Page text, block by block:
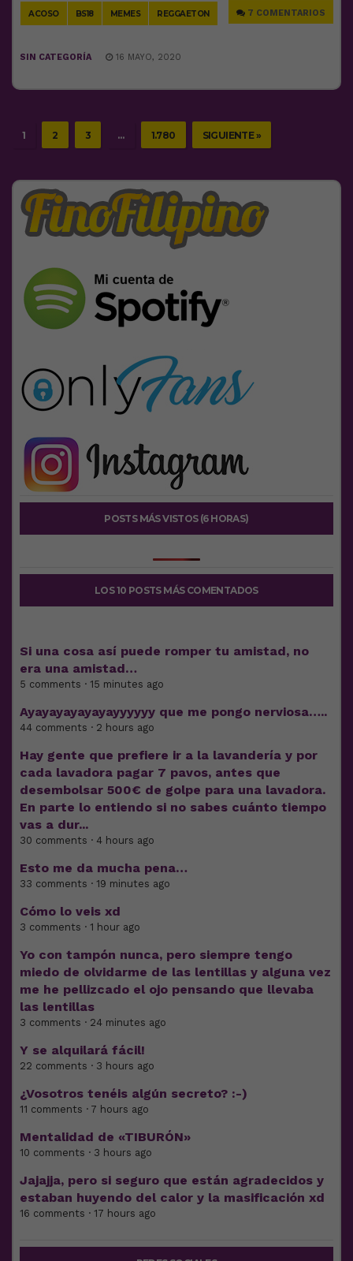
ACOSO BS18 MEMES REGGAETON 7 COMENTARIOS
SIN CATEGORÍA 16 MAYO, 2020
1 2 3 … 1.780 SIGUIENTE »
POSTS MÁS VISTOS (6 HORAS)
LOS 10 POSTS MÁS COMENTADOS
Si una cosa así puede romper tu amistad, no
era una amistad…
5 comments · 15 minutes ago
Ayayayayayayayyyyyy que me pongo nerviosa…..
44 comments · 2 hours ago
Hay gente que prefiere ir a la lavandería y por
cada lavadora pagar 7 pavos, antes que
desembolsar 500€ de golpe para una lavadora.
En parte lo entiendo si no sabes cuánto tiempo
vas a dur...
30 comments · 4 hours ago
Esto me da mucha pena…
33 comments · 19 minutes ago
Cómo lo veis xd
3 comments · 1 hour ago
Yo con tampón nunca, pero siempre tengo
miedo de olvidarme de las lentillas y alguna vez
me he pellizcado el ojo pensando que llevaba
las lentillas
3 comments · 24 minutes ago
Y se alquilará fácil!
22 comments · 3 hours ago
¿Vosotros tenéis algún secreto? :-)
11 comments · 7 hours ago
Mentalidad de «TIBURÓN»
10 comments · 3 hours ago
Jajajja, pero si seguro que están agradecidos y
estaban huyendo del calor y la masificación xd
16 comments · 17 hours ago